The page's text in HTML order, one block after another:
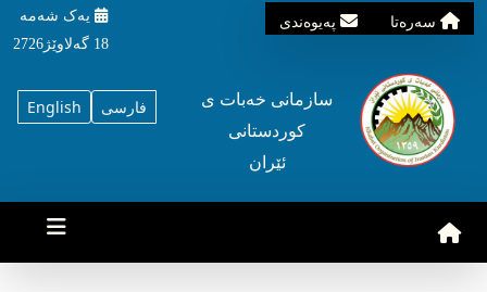
سه‌ره‌تا په‌یوه‌ندی
یه‌ک شه‌مه‌
18 گه‌لاوێژ2726
English فارسی
سازمانی خه‌بات ی
کوردستانی
ئێران